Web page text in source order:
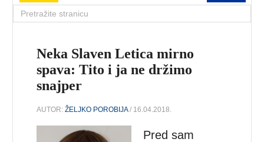
Neka Slaven Letica mirno
spava: Tito i ja ne držimo
snajper
AUTOR:ŽELJKO POROBIJA/ 16.04.2018.
Pred sam